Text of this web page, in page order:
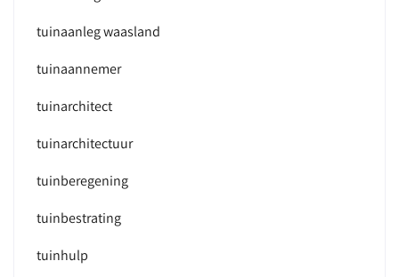
tuinaanleg waasland
tuinaannemer
tuinarchitect
tuinarchitectuur
tuinberegening
tuinbestrating
tuinhulp